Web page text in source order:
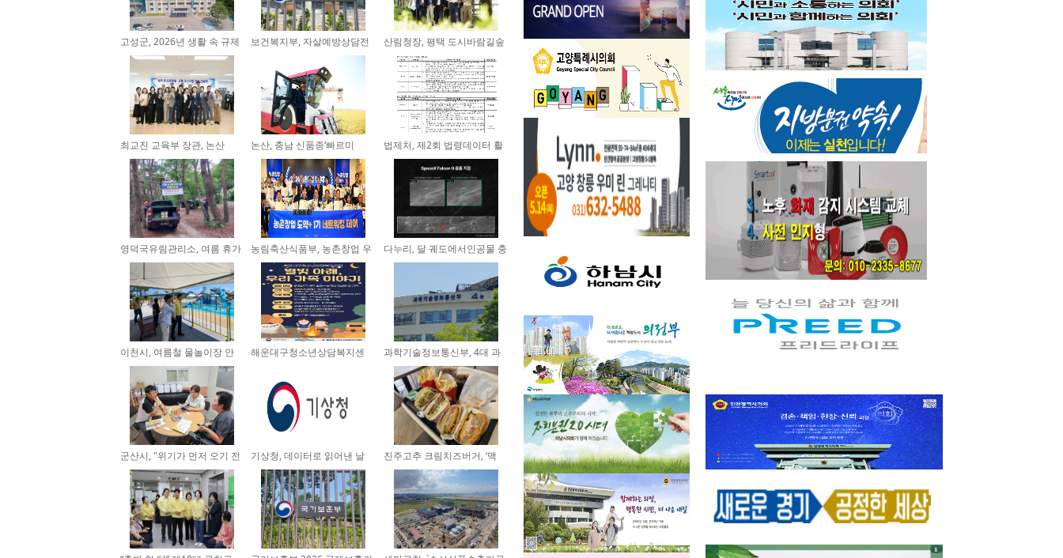
고성군, 2026년 생활 속 규제
공...
보건복지부, 자살예방상담전
산림청장, 평택 도시바람길숲
찾...
최교진 교육부 장관, 논산
‘온...
논산, 충남 신품종‘빠르미
2’첫...
법제처, 제2회 법령데이터 활
용 ...
영덕국유림관리소, 여름 휴가
철 ...
농림축산식품부, 농촌창업 우
수...
다누리, 달 궤도에서인공물 충
돌...
이천시, 여름철 물놀이장 안
전점...
해운대구청소년상담복지센
과학기술정보통신부, 4대 과
학기...
군산시, "위기가 먼저 오기 전
에...
기상청, 데이터로 읽어낸 날
씨, ...
진주고추 크림치즈버거, ‘맥
도...